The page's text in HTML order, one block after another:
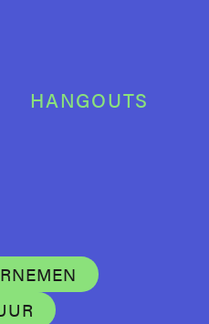
HANGOUTS